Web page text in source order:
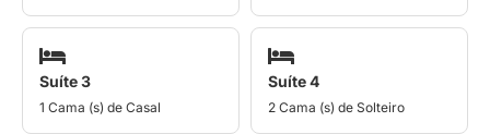
Suíte 3
1 Cama (s) de Casal
Suíte 4
2 Cama (s) de Solteiro